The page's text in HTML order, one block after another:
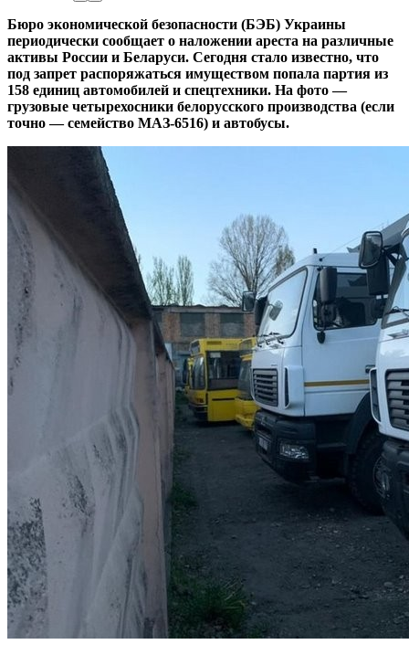
Бюро экономической безопасности (БЭБ) Украины
периодически сообщает о наложении ареста на различные
активы России и Беларуси. Сегодня стало известно, что
под запрет распоряжаться имуществом попала партия из
158 единиц автомобилей и спецтехники. На фото —
грузовые четырехосники белорусского производства (если
точно — семейство МАЗ-6516) и автобусы.